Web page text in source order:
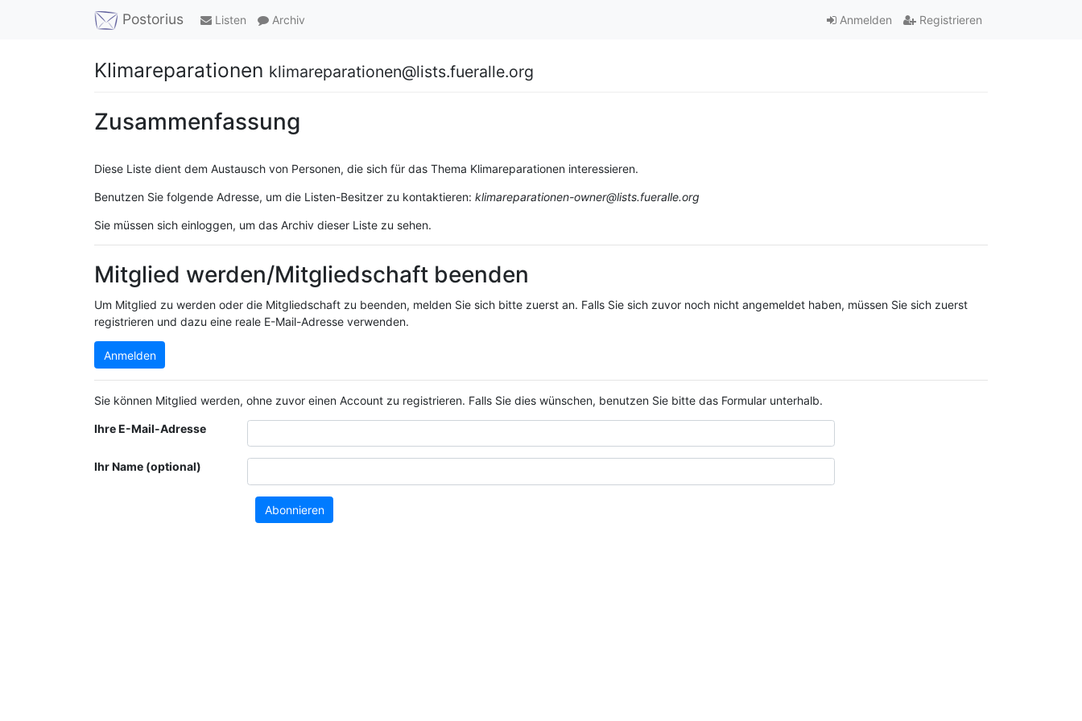
Postorius Listen Archiv Anmelden Registrieren
Klimareparationen klimareparationen@lists.fueralle.org
Zusammenfassung
Diese Liste dient dem Austausch von Personen, die sich für das Thema Klimareparationen interessieren.
Benutzen Sie folgende Adresse, um die Listen-Besitzer zu kontaktieren: klimareparationen-owner@lists.fueralle.org
Sie müssen sich einloggen, um das Archiv dieser Liste zu sehen.
Mitglied werden/Mitgliedschaft beenden
Um Mitglied zu werden oder die Mitgliedschaft zu beenden, melden Sie sich bitte zuerst an. Falls Sie sich zuvor noch nicht angemeldet haben, müssen Sie sich zuerst
registrieren und dazu eine reale E-Mail-Adresse verwenden.
Anmelden
Sie können Mitglied werden, ohne zuvor einen Account zu registrieren. Falls Sie dies wünschen, benutzen Sie bitte das Formular unterhalb.
Ihre E-Mail-Adresse
Ihr Name (optional)
Abonnieren